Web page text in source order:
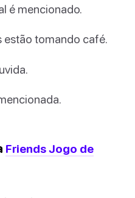
é mencionado.
estão tomando café.
Friends Jogo de